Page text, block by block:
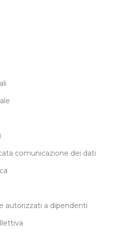
comunicazione dei dati
autorizzati a dipendenti